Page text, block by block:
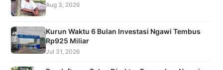
Aug 3, 2026
Kurun Waktu 6 Bulan Investasi Ngawi Tembus
Rp925 Miliar
Jul 31, 2026